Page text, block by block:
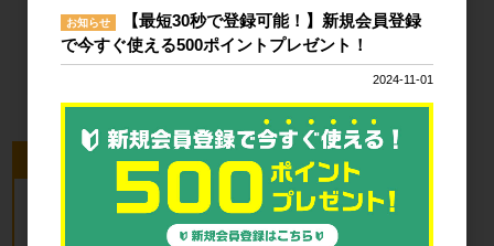
オフィス用
品・衛生用品
今回のピックアップ商品
お知らせ
【最短30秒で登録可能！】新規会員登録
で今すぐ使える500ポイントプレゼント！
2024-11-01